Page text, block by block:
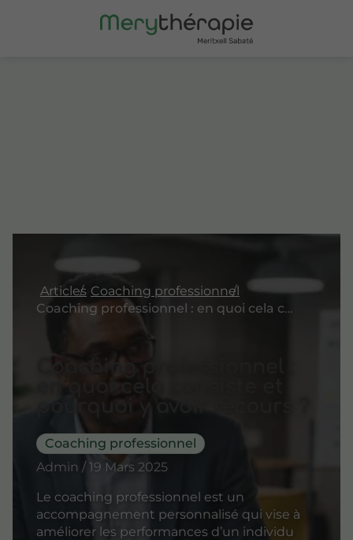
Articles Coaching professionnel
Coaching professionnel : en quoi cela consiste et pourquoi y avoir recours ?
en quoi cela consiste et
Coaching professionnel
Admin / 19 Mars 2025
Le coaching professionnel est un
accompagnement personnalisé qui vise à
améliorer les performances d’un individu